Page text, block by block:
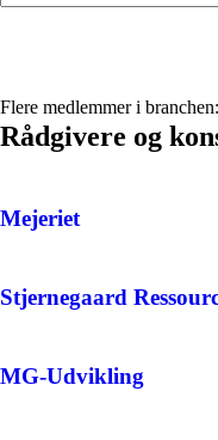
Flere medlemmer i branchen:
Rådgivere og
Mejeriet
Stjernegaard
MG-Udvikling